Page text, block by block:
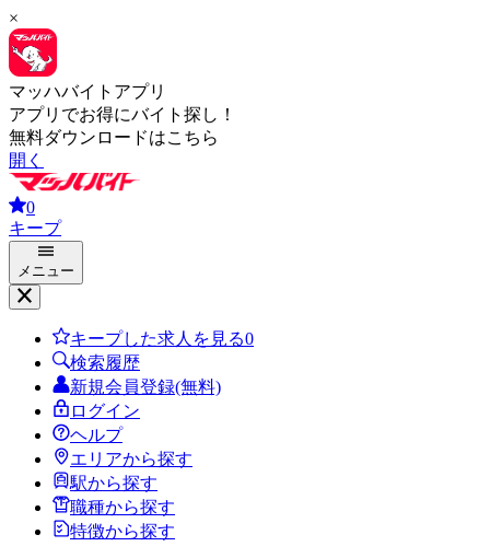
×
マッハバイトアプリ
アプリでお得にバイト探し！
無料ダウンロードはこちら
開く
0
キープ
メニュー
キープした求人を見る0
検索履歴
新規会員登録(無料)
ログイン
ヘルプ
エリアから探す
駅から探す
職種から探す
特徴から探す